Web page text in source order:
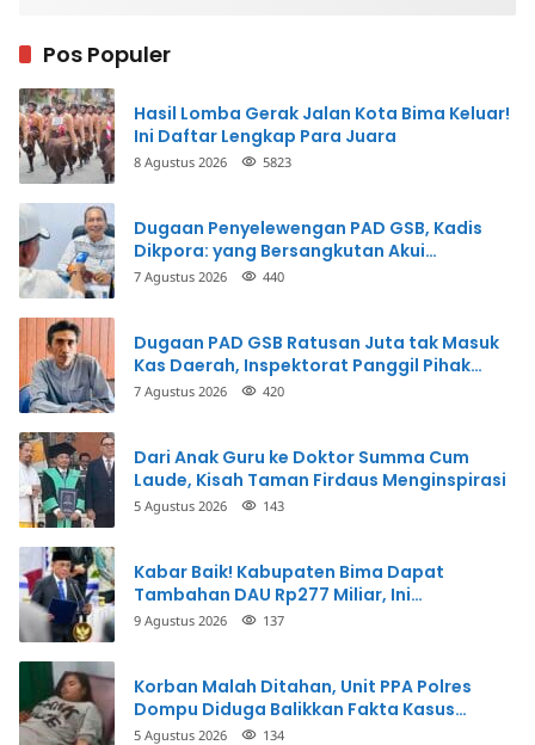
Pos Populer
Hasil Lomba Gerak Jalan Kota Bima Keluar!
Ini Daftar Lengkap Para Juara
8 Agustus 2026 5823
Dugaan Penyelewengan PAD GSB, Kadis
Dikpora: yang Bersangkutan Akui
Perbuatannya dan Siap Mengembalikan
7 Agustus 2026 440
Dugaan PAD GSB Ratusan Juta tak Masuk
Kas Daerah, Inspektorat Panggil Pihak
Terkait
7 Agustus 2026 420
Dari Anak Guru ke Doktor Summa Cum
Laude, Kisah Taman Firdaus Menginspirasi
5 Agustus 2026 143
Kabar Baik! Kabupaten Bima Dapat
Tambahan DAU Rp277 Miliar, Ini
Prioritasnya
9 Agustus 2026 137
Korban Malah Ditahan, Unit PPA Polres
Dompu Diduga Balikkan Fakta Kasus
Penganiayaan
5 Agustus 2026 134